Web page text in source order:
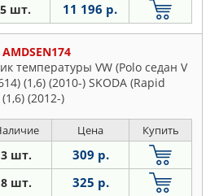
5 шт. 11 196 р.
температуры VW (Polo седан V
(1,6) (2010-) SKODA (Rapid
(2012-)
Цена Купить
3 шт. 309 р.
8 шт. 325 р.